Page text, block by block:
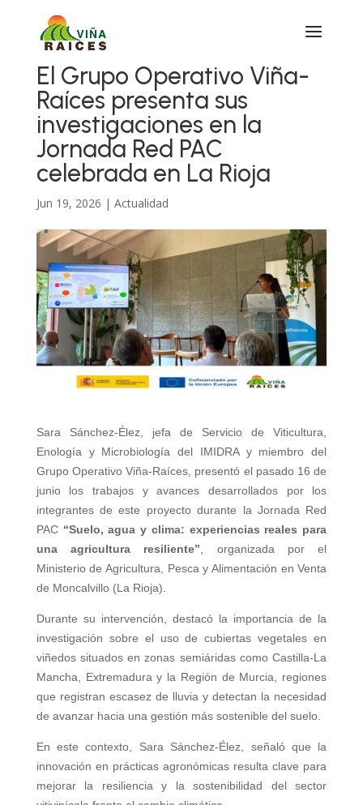
El Grupo Operativo Viña-
Raíces presenta sus
investigaciones en la
Jornada Red PAC
celebrada en La Rioja
Jun 19, 2026 | Actualidad
Sara Sánchez-Élez, jefa de Servicio de Viticultura,
Enología y Microbiología del IMIDRA y miembro del
Grupo Operativo Viña-Raíces, presentó el pasado 16 de
junio los trabajos y avances desarrollados por los
integrantes de este proyecto durante la Jornada Red
PAC “Suelo, agua y clima: experiencias reales para
una agricultura resiliente” , organizada por el
Ministerio de Agricultura, Pesca y Alimentación en Venta
de Moncalvillo (La Rioja).
Durante su intervención, destacó la importancia de la
investigación sobre el uso de cubiertas vegetales en
viñedos situados en zonas semiáridas como Castilla-La
Mancha, Extremadura y la Región de Murcia, regiones
que registran escasez de lluvia y detectan la necesidad
de avanzar hacia una gestión más sostenible del suelo.
En este contexto, Sara Sánchez-Élez, señaló que la
innovación en prácticas agronómicas resulta clave para
mejorar la resiliencia y la sostenibilidad del sector